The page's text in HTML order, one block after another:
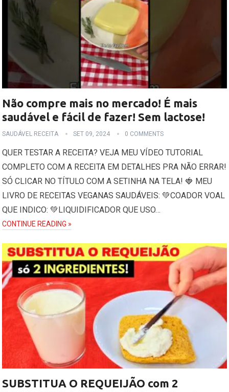
Não compre mais no mercado! É mais
saudável e fácil de fazer! Sem lactose!
SAUDÁVEL RECEITA SET 09, 2024 0 COMMENTS
QUER TESTAR A RECEITA? VEJA MEU VÍDEO TUTORIAL
COMPLETO COM A RECEITA EM DETALHES PRA NÃO ERRAR!
SÓ CLICAR NO TÍTULO COM A SETINHA NA TELA! 🍓 MEU
LIVRO DE RECEITAS VEGANAS SAUDÁVEIS: 💚COADOR VOAL
QUE INDICO: 💚LIQUIDIFICADOR QUE USO…
CONTINUE READING »
SUBSTITUA O REQUEIJÃO com 2